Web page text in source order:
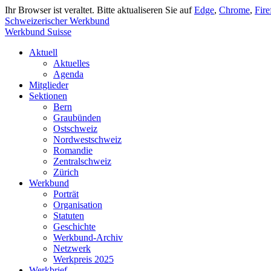
Ihr Browser ist veraltet. Bitte aktualiseren Sie aufEdge, Chrome,
Schweizerischer Werkbund
Werkbund Suisse
Aktuell
Aktuelles
Agenda
Mitglieder
Sektionen
Bern
Graubünden
Ostschweiz
Nordwestschweiz
Romandie
Zentralschweiz
Zürich
Werkbund
Porträt
Organisation
Statuten
Geschichte
Werkbund-Archiv
Netzwerk
Werkpreis 2025